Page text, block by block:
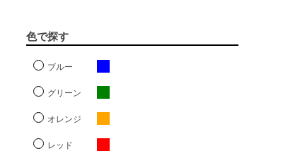
色で探す
ブルー
グリーン
オレンジ
レッド